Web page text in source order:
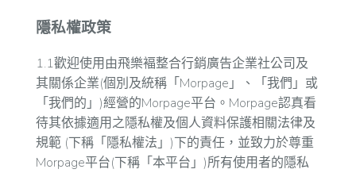
隱私權政策
1.1歡迎使用由飛樂褔整合行銷廣告企業社公司及
其關係企業(個別及統稱「Morpage」、「我們」或
「我們的」)經營的Morpage平台。Morpage認真看
待其依據適用之隱私權及個人資料保護相關法律及
規範 (下稱「隱私權法」)下的責任，並致力於尊重
Morpage平台(下稱「本平台」)所有使用者的隱私